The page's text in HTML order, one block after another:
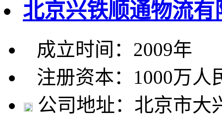
北京兴铁顺通物流有
成立时间：2009年
注册资本：1000万人
公司地址：北京市大